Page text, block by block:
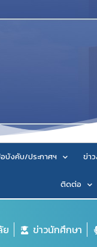
งคับ/ประกาศฯ ข่า
ติดต่อ
ย ข่าวนักศึกษา